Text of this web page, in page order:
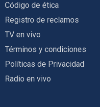
Código de ética
Registro de reclamos
TV en vivo
Términos y condiciones
Políticas de Privacidad
Radio en vivo